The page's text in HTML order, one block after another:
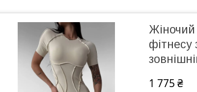
Жіночий
фітнесу
1 775 ₴